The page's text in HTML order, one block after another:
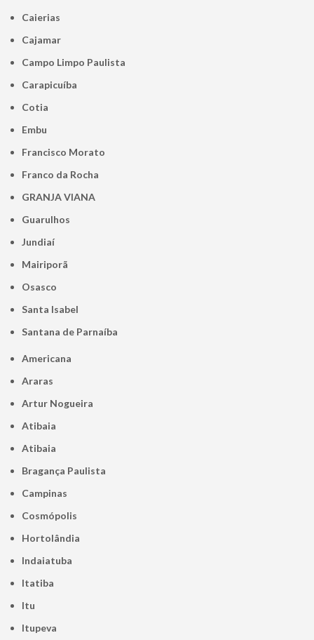
Caierias
Cajamar
Campo Limpo Paulista
Carapicuíba
Cotia
Embu
Francisco Morato
Franco da Rocha
GRANJA VIANA
Guarulhos
Jundiaí
Mairiporã
Osasco
Santa Isabel
Santana de Parnaíba
Americana
Araras
Artur Nogueira
Atibaia
Atibaia
Bragança Paulista
Campinas
Cosmópolis
Hortolândia
Indaiatuba
Itatiba
Itu
Itupeva